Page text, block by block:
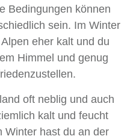
Bedingungen können
sein. Im Winter
eher kalt und du
Himmel und genug
oft neblig und auch
kalt und feucht
Winter hast du an der